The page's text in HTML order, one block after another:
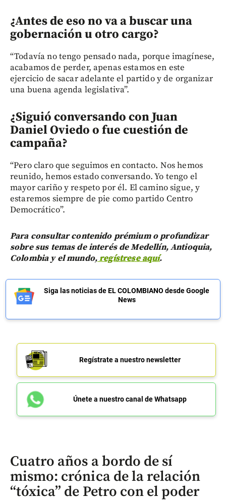
¿Antes de eso no va a buscar una
gobernación u otro cargo?
“Todavía no tengo pensado nada, porque imagínese,
acabamos de perder, apenas estamos en este
ejercicio de sacar adelante el partido y de organizar
una buena agenda legislativa”.
¿Siguió conversando con Juan
Daniel Oviedo o fue cuestión de
campaña?
“Pero claro que seguimos en contacto. Nos hemos
reunido, hemos estado conversando. Yo tengo el
mayor cariño y respeto por él. El camino sigue, y
estaremos siempre de pie como partido Centro
Democrático”.
Para consultar contenido prémium o profundizar
sobre sus temas de interés de Medellín, Antioquia,
Colombia y el mundo,regístrese aquí.
Siga las noticias de EL COLOMBIANO desde Google
News
Regístrate a nuestro newsletter
Únete a nuestro canal de Whatsapp
Cuatro años a bordo de sí
mismo: crónica de la relación
“tóxica” de Petro con el poder